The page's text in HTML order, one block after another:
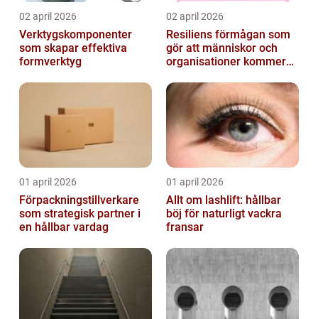
02 april 2026
Verktygskomponenter
som skapar effektiva
formverktyg
02 april 2026
Resiliens förmågan som
gör att människor och
organisationer kommer
01 april 2026
Förpackningstillverkare
som strategisk partner i
en hållbar vardag
01 april 2026
Allt om lashlift: hållbar
böj för naturligt vackra
fransar